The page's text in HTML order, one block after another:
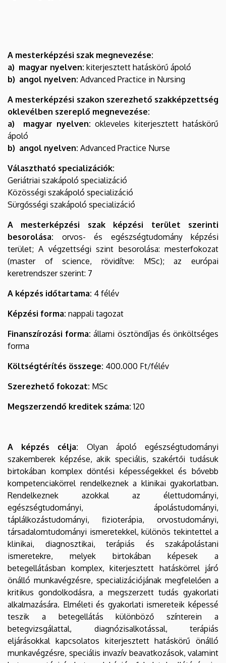
A mesterképzési szak megnevezése:
a) magyar nyelven: kiterjesztett hatáskörű ápoló
b) angol nyelven: Advanced Practice in Nursing
A mesterképzési szakon szerezhető szakképzettség
oklevélben szereplő megnevezése:
a) magyar nyelven: okleveles kiterjesztett hatáskörű
ápoló
b) angol nyelven: Advanced Practice Nurse
Választható specializációk:
Geriátriai szakápoló specializáció
Közösségi szakápoló specializáció
Sürgősségi szakápoló specializáció
A mesterképzési szak képzési terület szerinti
besorolása: orvos- és egészségtudomány képzési
terület; A végzettségi szint besorolása: mesterfokozat
(master of science, rövidítve: MSc); az európai
keretrendszer szerint: 7
A képzés időtartama: 4 félév
Képzési forma: nappali tagozat
Finanszírozási forma: állami ösztöndíjas és önköltséges
forma
Költségtérítés összege: 400.000 Ft/félév
Szerezhető fokozat: MSc
Megszerzendő kreditek száma:120
A képzés célja: Olyan ápoló egészségtudományi
szakemberek képzése, akik speciális, szakértői tudásuk
birtokában komplex döntési képességekkel és bővebb
kompetenciakörrel rendelkeznek a klinikai gyakorlatban.
Rendelkeznek azokkal az élettudományi,
egészségtudományi, ápolástudományi,
táplálkozástudományi, fizioterápia, orvostudományi,
társadalomtudományi ismeretekkel, különös tekintettel a
klinikai, diagnosztikai, terápiás és szakápolástani
ismeretekre, melyek birtokában képesek a
betegellátásban komplex, kiterjesztett hatáskörrel járó
önálló munkavégzésre, specializációjának megfelelően a
kritikus gondolkodásra, a megszerzett tudás gyakorlati
alkalmazására. Elméleti és gyakorlati ismereteik képessé
teszik a betegellátás különböző színterein a
betegvizsgálattal, diagnózisalkotással, terápiás
eljárásokkal kapcsolatos kiterjesztett hatáskörű önálló
munkavégzésre, speciális invazív beavatkozások, valamint